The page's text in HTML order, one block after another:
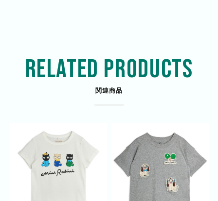
RELATED PRODUCTS
関連商品